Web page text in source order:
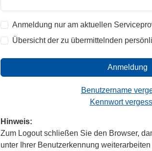
Anmeldung nur am aktuellen
Übersicht der zu übermittelnden
Anmeldung
Benutzername
Kennwort
Hinweis:
Zum Logout schließen Sie den Browser,
unter Ihrer Benutzerkennung